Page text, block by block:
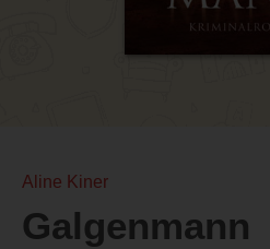
Aline Kiner
Galgenmann